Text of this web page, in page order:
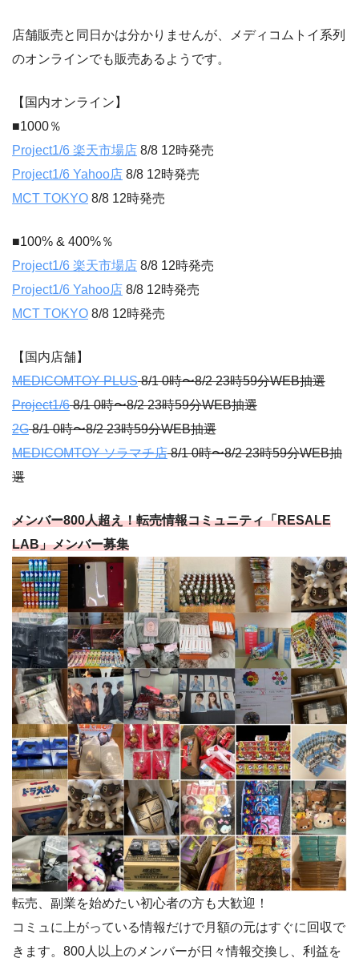
店舗販売と同日かは分かりませんが、メディコムトイ系列
のオンラインでも販売あるようです。
【国内オンライン】
■1000％
Project1/6 楽天市場店 8/8 12時発売
Project1/6 Yahoo店 8/8 12時発売
MCT TOKYO 8/8 12時発売
■100% & 400%％
Project1/6 楽天市場店 8/8 12時発売
Project1/6 Yahoo店 8/8 12時発売
MCT TOKYO 8/8 12時発売
【国内店舗】
MEDICOMTOY PLUS8/1 0時〜8/2 23時59分WEB抽選
Project1/68/1 0時〜8/2 23時59分WEB抽選
2G8/1 0時〜8/2 23時59分WEB抽選
MEDICOMTOY ソラマチ店8/1 0時〜8/2 23時59分WEB抽
選
メンバー800人超え！転売情報コミュニティ「RESALE
LAB」メンバー募集
転売、副業を始めたい初心者の方も大歓迎！
コミュに上がっている情報だけで月額の元はすぐに回収で
きます。800人以上のメンバーが日々情報交換し、利益を